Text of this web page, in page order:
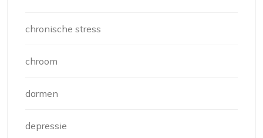
chronische stress
chroom
darmen
depressie